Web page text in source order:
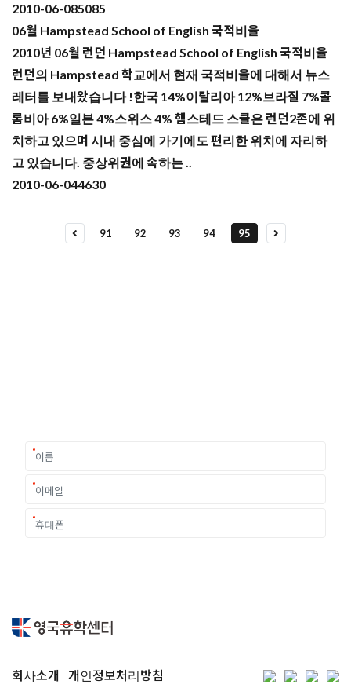
2010-06-085085
06월 Hampstead School of English 국적비율
2010년 06월 런던 Hampstead School of English 국적비율
런던의 Hampstead 학교에서 현재 국적비율에 대해서 뉴스
레터를 보내왔습니다 !한국 14%이탈리아 12%브라질 7%콜
롬비아 6%일본 4%스위스 4% 햄스테드 스쿨은 런던2존에 위
치하고 있으며 시내 중심에 가기에도 편리한 위치에 자리하
고 있습니다. 중상위권에 속하는 ..
2010-06-044630
91 92 93 94 95
회사소개 개인정보처리방침